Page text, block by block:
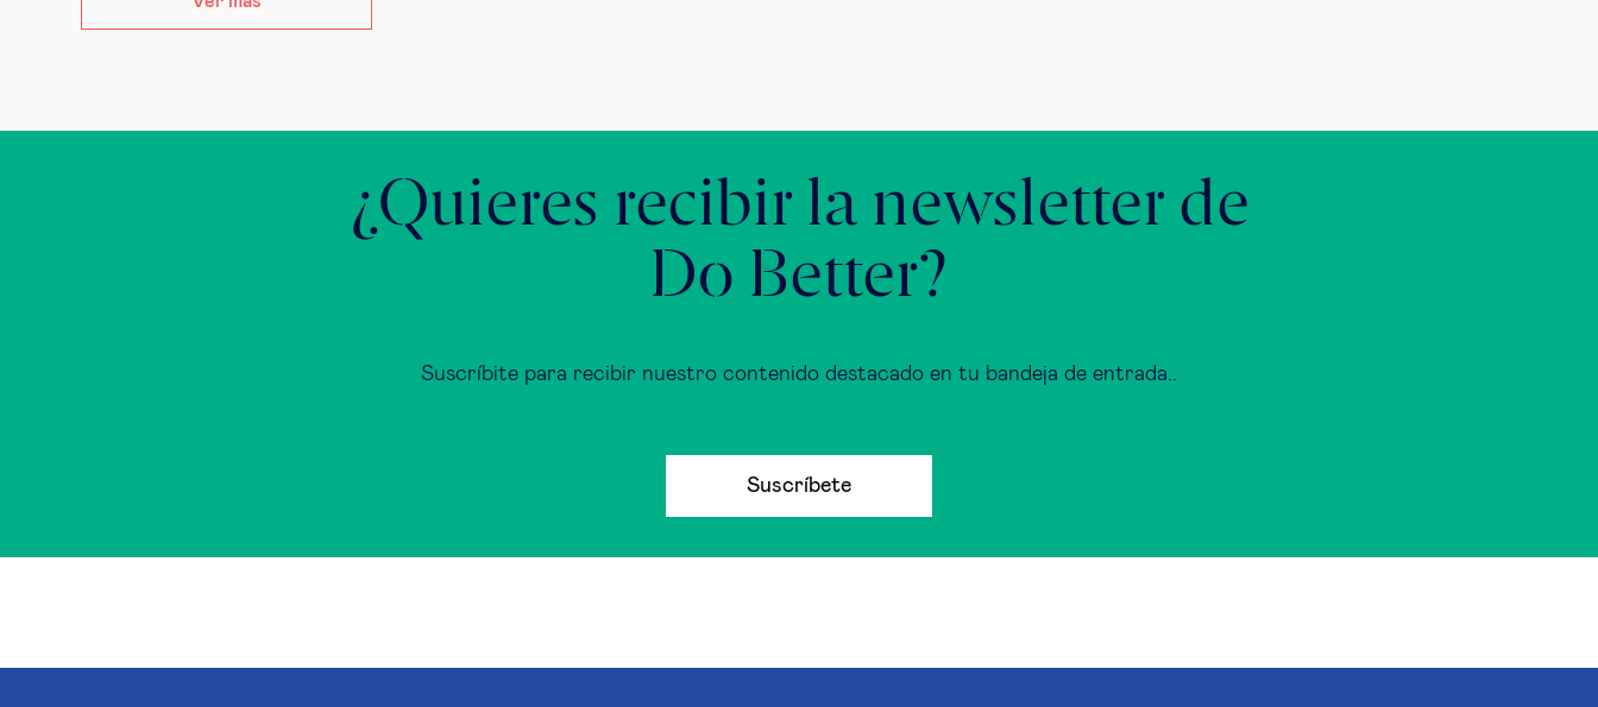
¿Quieres recibir la newsletter de
Do Better?
Suscríbite para recibir nuestro contenido destacado en tu bandeja de entrada..
Suscríbete